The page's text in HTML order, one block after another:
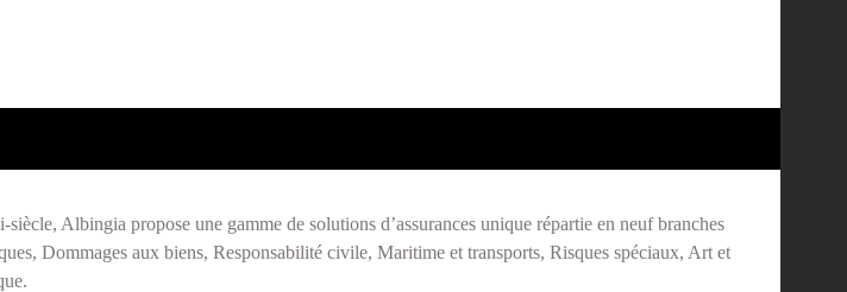
Albingia propose une gamme de solutions d’assurances unique répartie en neuf branches
Dommages aux biens, Responsabilité civile, Maritime et transports, Risques spéciaux, Art et